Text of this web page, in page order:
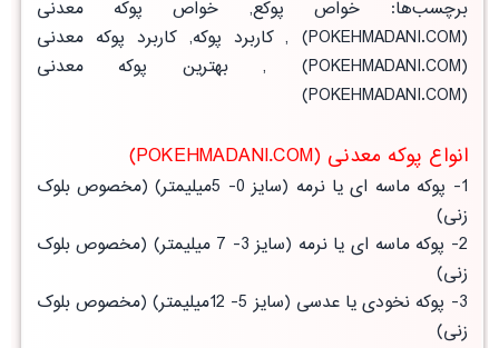
برچسب‌ها: خواص پوکع, خواص پوکه معدنی
(POKEHMADANI.COM) ,
کاربرد پوکه,کاربرد پوکه معدنی
(POKEHMADANI.COM) ,
بهترین پوکه معدنی
(POKEHMADANI.COM)
انواع پوکه معدنی (POKEHMADANI.COM)
1- پوکه ماسه ای یا نرمه (سایز 0- 5میلیمتر) (مخصوص بلوک
زنی)
2- پوکه ماسه ای یا نرمه (سایز 3- 7 میلیمتر) (مخصوص بلوک
زنی)
3- پوکه نخودی یا عدسی (سایز 5- 12میلیمتر) (مخصوص بلوک
زنی)